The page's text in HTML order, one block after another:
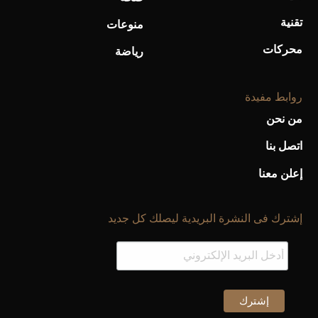
تقنية
محركات
منوعات
رياضة
روابط مفيدة
من نحن
اتصل بنا
إعلن معنا
إشترك فى النشرة البريدية ليصلك كل جديد